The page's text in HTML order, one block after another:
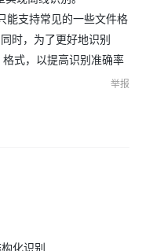
能支持常见的一些文件格
时，为了更好地识别
式，以提高识别准确率
举报
化识别